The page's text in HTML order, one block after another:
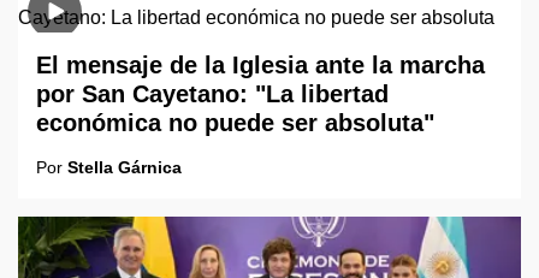
El mensaje de la Iglesia ante la marcha
por San Cayetano: "La libertad
económica no puede ser absoluta"
Por Stella Gárnica